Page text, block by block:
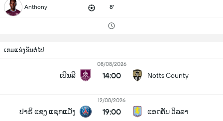
Anthony 8'
ເກມແຂ່ງຂັນຕໍ່ໄປ
ເບີນລີ
08/08/2026
14:00 Notts County
ປາຣິ ແຊງ ແຊກແມັງ
12/08/2026
19:00 ແອດຕັນ ວິລລາ